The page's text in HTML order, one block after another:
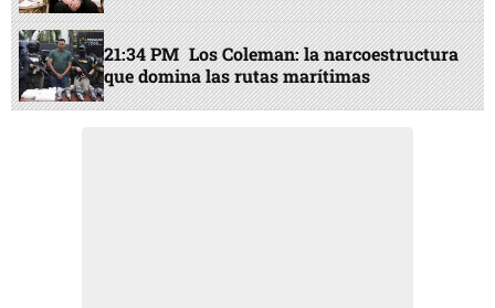
21:34 PM Los Coleman: la narcoestructura
que domina las rutas marítimas